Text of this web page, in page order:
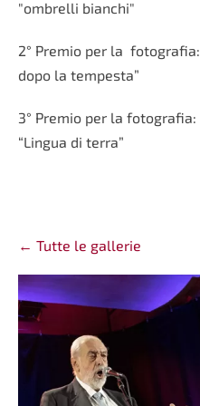
"ombrelli bianchi"
2° Premio per la fotografia:
dopo la tempesta”
3° Premio per la fotografia:
“Lingua di terra”
Tutte le gallerie